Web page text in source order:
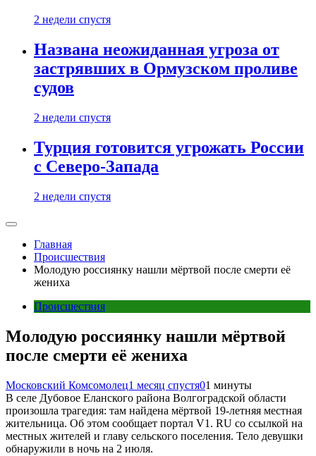
2 недели спустя
Названа неожиданная угроза от
застрявших в Ормузском проливе
судов
2 недели спустя
Турция готовится угрожать России
с Северо-Запада
2 недели спустя
Главная
Происшествия
Молодую россиянку нашли мёртвой после смерти её
жениха
Происшествия
Молодую россиянку нашли мёртвой
после смерти её жениха
Московский Комсомолец1 месяц спустя01 минуты
В селе Дубовое Еланского района Волгоградской области
произошла трагедия: там найдена мёртвой 19-летняя местная
жительница. Об этом сообщает портал V1. RU со ссылкой на
местных жителей и главу сельского поселения. Тело девушки
обнаружили в ночь на 2 июля.